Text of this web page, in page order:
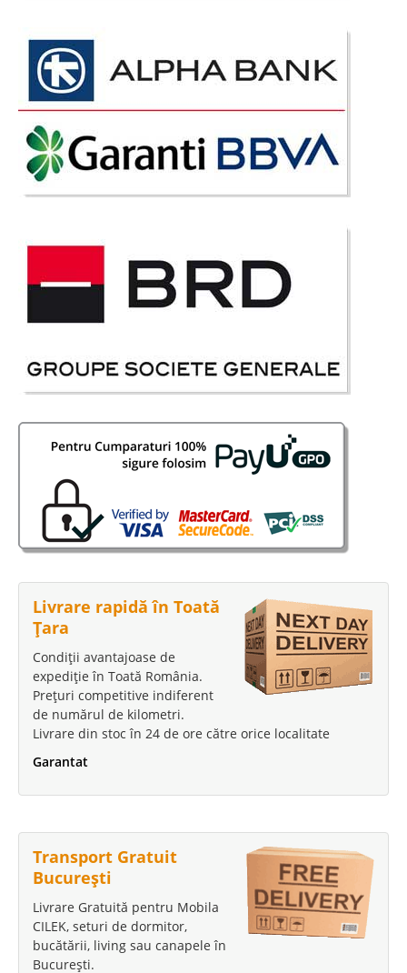
importator Oficial Fie ca dorim amenajarea unui dormitor de baieti fie ca
urmarim o amenajare camera fata un pat masina alba poate fi solutia
salvatoare. Colectia de paturi in forma d..
8.539 Lei
Pret Redus 5.509 Lei
La Comanda
Adauga la Favorite
Pat Masina Lancer Speed Rosu
Paturi masina pentru copii | Lancer Speed - Ferrari Red CLICK PE POZA pt.
MODEL NOU Un pat masina sporeste increderea in fortele proprii si
dezvolta calitati de leader. Patul masina este o atractie de nerefuzat
pentru orice copil iar trecerea de la patutul d..
Compara
1.637 Lei
1.432 Lei
Vezi Model Nou !!!
Adauga la Favorite
-13%
Pat Masina Lancer Speed Alb
Paturi masina pentru copii | Lancer Speed - Alb CLICK PE POZA PT.
MODEL NOU Un pat masina in camera copilului dezvolta spiritul
competitional si ofera un start excelent in dezvoltarea micutului sofer. Nu
exista copil care sa nu isi doreasca un pat masina iar atunc..
Livrare rapidă în Toată
Țara
Condiții avantajoase de
expediție în Toată România.
Prețuri competitive indiferent
de numărul de kilometri.
Livrare din stoc în 24 de ore către orice localitate
Garantat
Transport Gratuit
București
Livrare Gratuită pentru Mobila
CILEK, seturi de dormitor,
bucătării, living sau canapele în
București.